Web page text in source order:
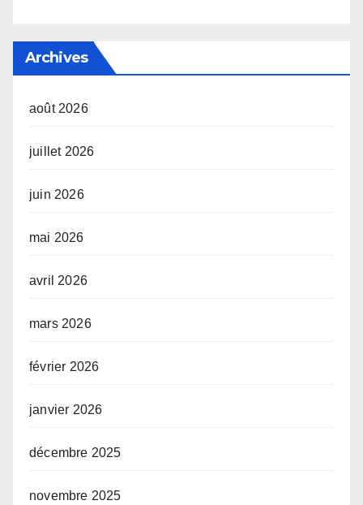
Archives
août 2026
juillet 2026
juin 2026
mai 2026
avril 2026
mars 2026
février 2026
janvier 2026
décembre 2025
novembre 2025